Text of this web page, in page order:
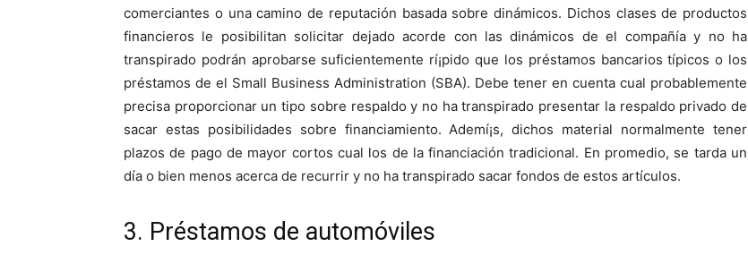
comerciantes o una camino de reputación basada sobre dinámicos. Dichos clases de productos
financieros le posibilitan solicitar dejado acorde con las dinámicos de el compañía y no ha
transpirado podrán aprobarse suficientemente rí¡pido que los préstamos bancarios tí­picos o los
préstamos de el Small Business Administration (SBA). Debe tener en cuenta cual probablemente
precisa proporcionar un tipo sobre respaldo y no ha transpirado presentar la respaldo privado de
sacar estas posibilidades sobre financiamiento. Ademí¡s, dichos material normalmente tener
plazos de pago de mayor cortos cual los de la financiación tradicional. En promedio, se tarda un
día o bien menos acerca de recurrir y no ha transpirado sacar fondos de estos artículos.
3. Préstamos de automóviles